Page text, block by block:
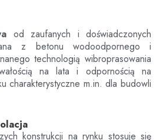
od zaufanych i doświadczonych
z betonu wodoodpornego i
technologią wibroprasowania
na lata i odpornością na
charakterystyczne m.in. dla budowli
konstrukcji na rynku stosuje się